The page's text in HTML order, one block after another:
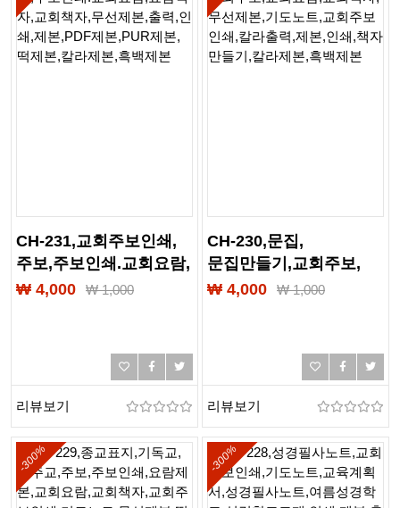
CH-231,교회주보인쇄,
주보,주보인쇄.교회요람,
요람책자,교회책자,
떡제본,칼라제본,
₩ 4,000 ₩1,000
리뷰보기
CH-230,문집,
문집만들기,교회주보,
교회요람,교회책자,
제본,인쇄,책자만들기,
칼라제본,흑백제본
₩ 4,000 ₩1,000
리뷰보기
-300% -300%